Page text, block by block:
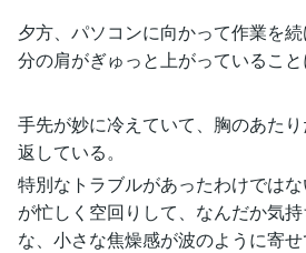
夕方、パソコンに向かって作業を
分の肩がぎゅっと上がっていること
手先が妙に冷えていて、胸のあた
返している。
特別なトラブルがあったわけでは
が忙しく空回りして、なんだか気
な、小さな焦燥感が波のように寄せ